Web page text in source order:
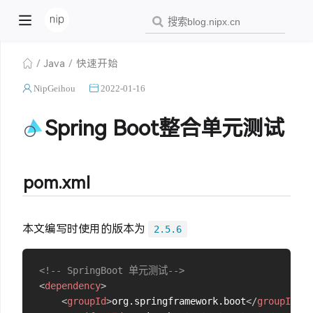
Java 快速开始
NipGeihou 2022-01-16
Spring Boot整合单元测试
pom.xml
本文编写时使用的版本为 2.5.6
<!-- SpringBoot 单元测试-->
<dependency>
<groupId>org.springframework.boot</groupId